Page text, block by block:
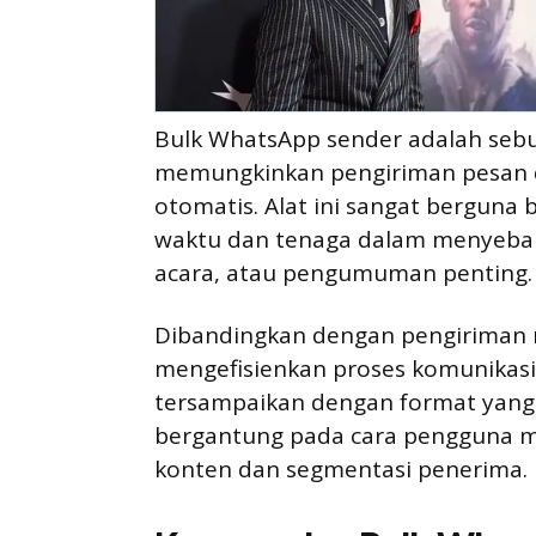
Bulk WhatsApp sender adalah
memungkinkan pengiriman
otomatis. Alat ini sangat berguna
waktu dan tenaga dalam
acara, atau pengumuman penting.
Dibandingkan dengan
mengefisienkan proses
tersampaikan dengan format
bergantung pada cara pengguna
konten dan segmentasi penerima.